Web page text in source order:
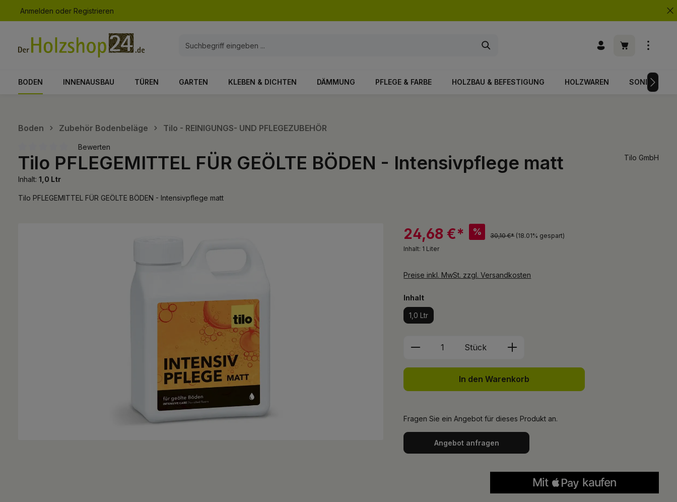
Zur Hauptnavigation springen
Anmelden oder Registrieren
Warenkorb
BODEN INNENAUSBAU TÜREN GARTEN KLEBEN & DICHTEN DÄMMUNG PFLEGE & FARBE HOLZBAU & BEFESTIGUNG HOLZWAREN
Boden Zubehör Bodenbeläge Tilo - REINIGUNGS- UND PFLEGEZUBEHÖR
Durchschnittliche Bewertung von 0 von 5 Sternen
Bewerten
Tilo PFLEGEMITTEL FÜR GEÖLTE BÖDEN - Intensivpflege matt
Inhalt: 1,0 Ltr
Tilo GmbH
Tilo PFLEGEMITTEL FÜR GEÖLTE BÖDEN - Intensivpflege matt
24,68 €* % 30,10 €* (18.01% gespart)
Inhalt: 1 Liter
Preise inkl. MwSt. zzgl. Versandkosten
Inhaltauswählen
1,0 Ltr
Produkt Anzahl: Gib den gewünschten Wert
Stück
In den Warenkorb
Fragen Sie ein Angebot für dieses Produkt an.
Angebot anfragen